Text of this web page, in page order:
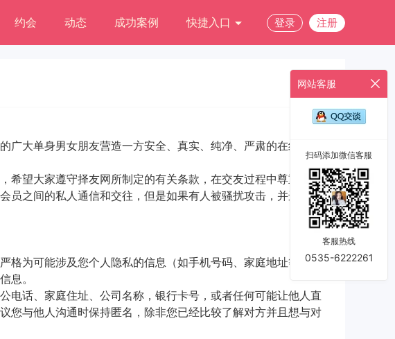
约会 动态 成功案例 快捷入口 登录 注册
大单身男女朋友营造一方安全、真实、纯净、严肃的在线婚恋
希望大家遵守择友网所制定的有关条款，在交友过程中尊重他
员之间的私人通信和交往，但是如果有人被骚扰攻击，并进行了
格为可能涉及您个人隐私的信息（如手机号码、家庭地址等）保
息。
电话、家庭住址、公司名称，银行卡号，或者任何可能让他人直
您与他人沟通时保持匿名，除非您已经比较了解对方并且想与对
网站客服
扫码添加微信客服
客服热线
0535-6222261